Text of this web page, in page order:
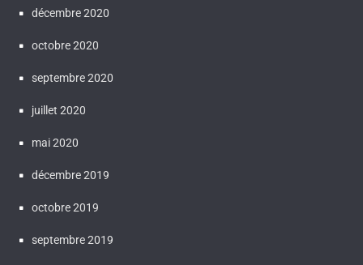
décembre 2020
octobre 2020
septembre 2020
juillet 2020
mai 2020
décembre 2019
octobre 2019
septembre 2019